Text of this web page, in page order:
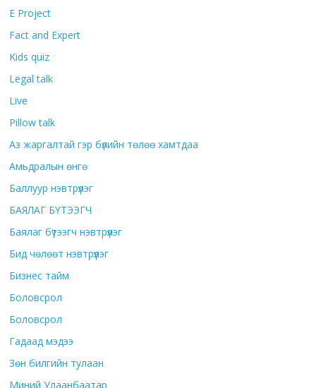
E Project
Fact and Expert
Kids quiz
Legal talk
Live
Pillow talk
Аз жаргалтай гэр бүлийн төлөө хамтдаа
Амьдралын өнгө
Баллуур нэвтрүүлэг
БАЯЛАГ БҮТЭЭГЧ
Баялаг бүтээгч нэвтрүүлэг
Бид чөлөөт нэвтрүүлэг
Бизнес тайм
Боловсрол
Боловсрол
Гадаад мэдээ
Зөн билгийн тулаан
Миний Улаанбаатар